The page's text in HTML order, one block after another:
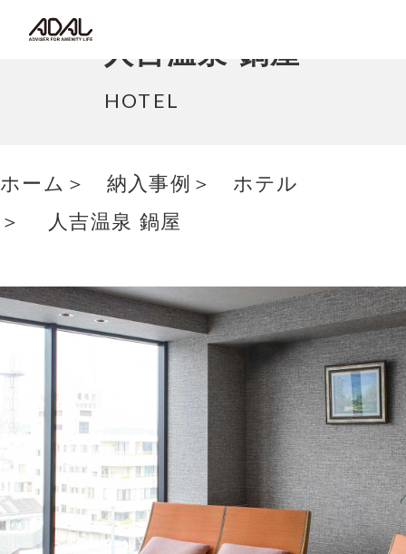
コラム
最新情報/ニュース
Japanese
人吉温泉 鍋屋
HOTEL
ホーム 納入事例
ホテル
人吉温泉 鍋屋